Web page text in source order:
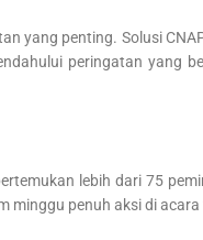
yang penting. Solusi
peringatan yang
lebih dari 75
minggu penuh aksi di acara